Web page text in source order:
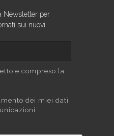
Newsletter per
sui nuovi
e compreso la
dei miei dati